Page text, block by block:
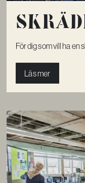
För dig som vill ha en
Läs mer